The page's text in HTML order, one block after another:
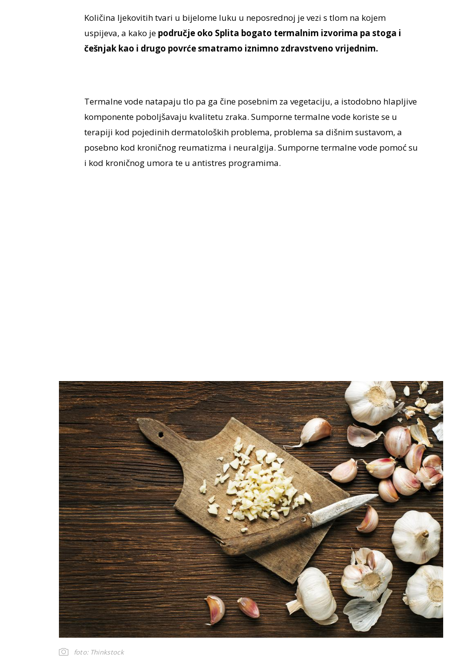
Količina ljekovitih tvari u bijelome luku u neposrednoj je vezi s tlom na kojem
uspijeva, a kako je područje oko Splita bogato termalnim izvorima pa stoga i
češnjak kao i drugo povrće smatramo iznimno zdravstveno vrijednim.
Termalne vode natapaju tlo pa ga čine posebnim za vegetaciju, a istodobno hlapljive
komponente poboljšavaju kvalitetu zraka. Sumporne termalne vode koriste se u
terapiji kod pojedinih dermatoloških problema, problema sa dišnim sustavom, a
posebno kod kroničnog reumatizma i neuralgija. Sumporne termalne vode pomoć su
i kod kroničnog umora te u antistres programima.
foto: Thinkstock